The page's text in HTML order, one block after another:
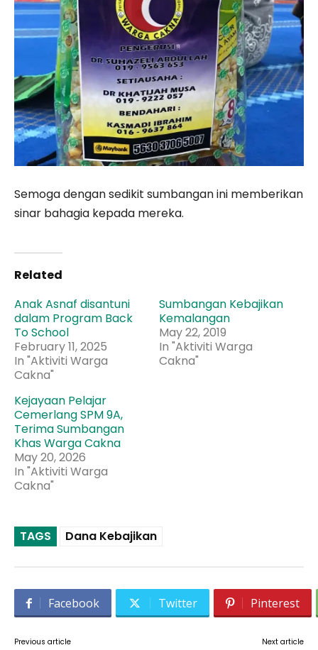
Semoga dengan sedikit sumbangan ini memberikan
sinar bahagia kepada mereka.
Related
Anak Asnaf disantuni
dalam Program Back
To School
February 11, 2025
In "Aktiviti Warga
Cakna"
Sumbangan Kebajikan
Kemalangan
May 22, 2019
In "Aktiviti Warga
Cakna"
Kejayaan Pelajar
Cemerlang SPM 9A,
Terima Sumbangan
Khas Warga Cakna
May 20, 2026
In "Aktiviti Warga
Cakna"
TAGS Dana Kebajikan
Facebook Twitter Pinterest
Previous article Next article